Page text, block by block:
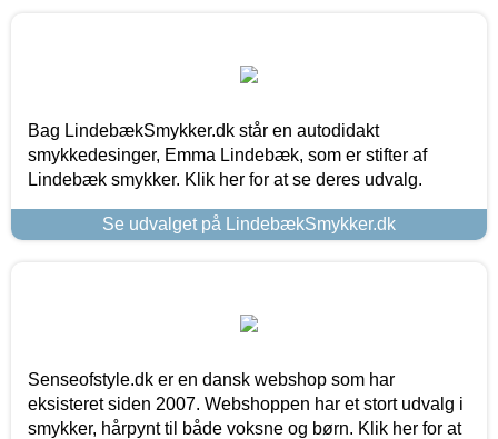
Bag LindebækSmykker.dk står en autodidakt
smykkedesinger, Emma Lindebæk, som er stifter af
Lindebæk smykker. Klik her for at se deres udvalg.
Se udvalget på LindebækSmykker.dk
Senseofstyle.dk er en dansk webshop som har
eksisteret siden 2007. Webshoppen har et stort udvalg i
smykker, hårpynt til både voksne og børn. Klik her for at